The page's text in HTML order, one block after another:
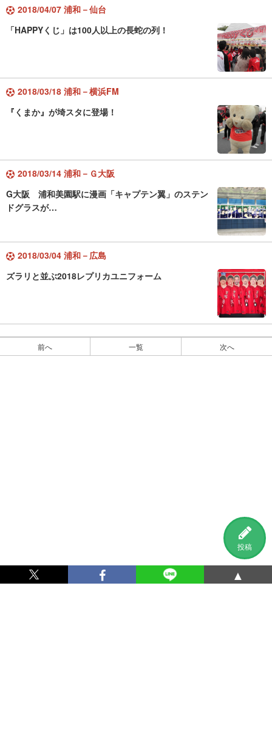
投稿
2018/04/07 浦和－仙台
「HAPPYくじ」は100人以上の長蛇の列！
2018/03/18 浦和－横浜FM
『くまか』が埼スタに登場！
2018/03/14 浦和－Ｇ大阪
G大阪 浦和美園駅に漫画「キャプテン翼」のステン
ドグラスが…
2018/03/04 浦和－広島
ズラリと並ぶ2018レプリカユニフォーム
前へ 一覧 次へ
▲